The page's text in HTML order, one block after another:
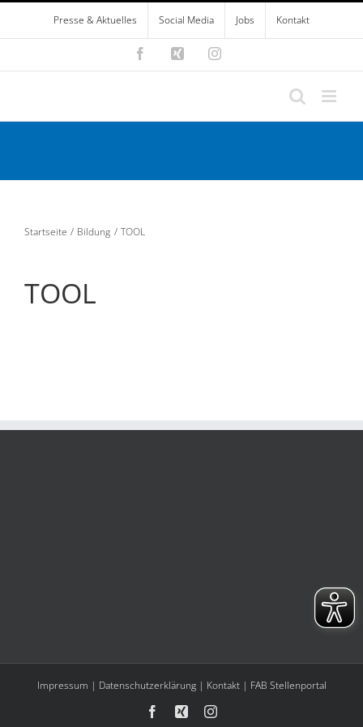
Zum
springen
Presse & Aktuelles Social Media Jobs Kontakt
FacebookXing Instagram
Startseite Bildung TOOL
TOOL
Impressum | Datenschutzerklärung| Kontakt| FAB Stellenportal
Facebook
Xing Instagram